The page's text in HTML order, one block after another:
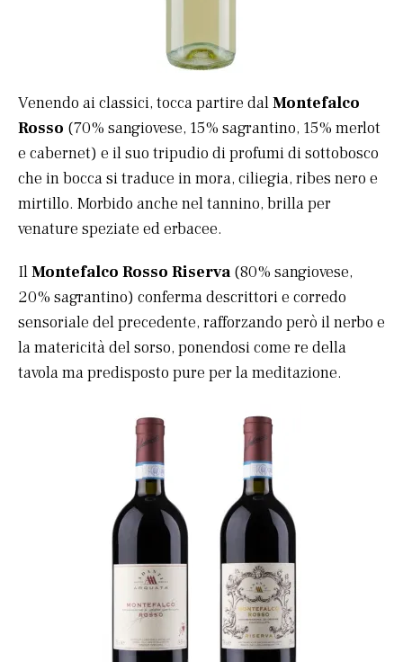
Venendo ai classici, tocca partire dalMontefalco
Rosso (70% sangiovese, 15% sagrantino, 15% merlot
e cabernet) e il suo tripudio di profumi di sottobosco
che in bocca si traduce in mora, ciliegia, ribes nero e
mirtillo. Morbido anche nel tannino, brilla per
venature speziate ed erbacee.
IlMontefalco Rosso Riserva(80% sangiovese,
20% sagrantino) conferma descrittori e corredo
sensoriale del precedente, rafforzando però il nerbo e
la matericità del sorso, ponendosi come re della
tavola ma predisposto pure per la meditazione.